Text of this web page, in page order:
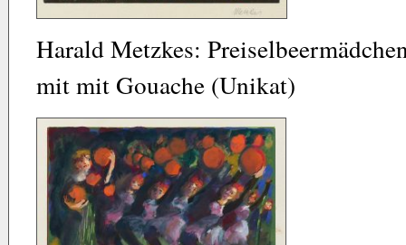
Harald Metzkes:
mit mit Gouache (Unikat)